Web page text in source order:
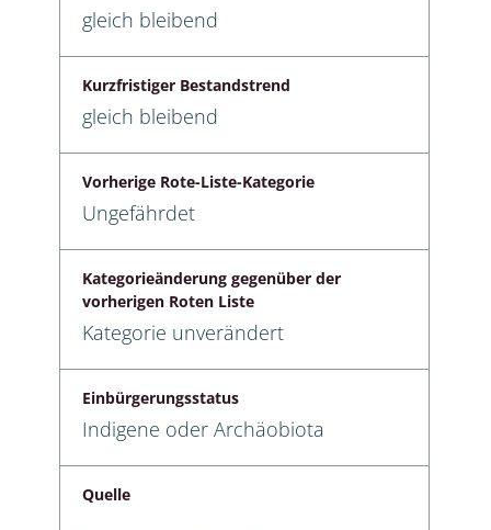
gleich bleibend
Kurzfristiger Bestandstrend
gleich bleibend
Vorherige Rote-Liste-Kategorie
Ungefährdet
Kategorieänderung gegenüber der
vorherigen Roten Liste
Kategorie unverändert
Einbürgerungsstatus
Indigene oder Archäobiota
Quelle